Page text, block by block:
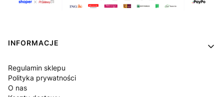
Linki w stopce
INFORMACJE
Regulamin sklepu
Polityka prywatności
O nas